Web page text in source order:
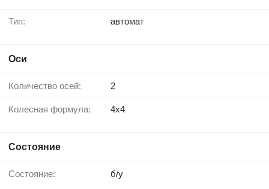
Тип: автомат
Оси
Количество осей: 2
Колесная формула: 4x4
Состояние
Состояние: б/у